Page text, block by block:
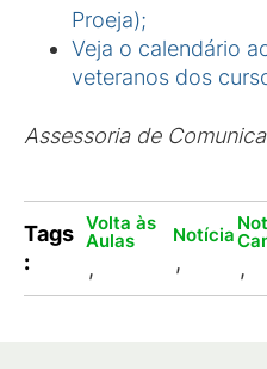
Proeja);
Veja o calendário
veteranos dos
Assessoria de
Tags
:
Volta às
Aulas
,
Notícia
, ,